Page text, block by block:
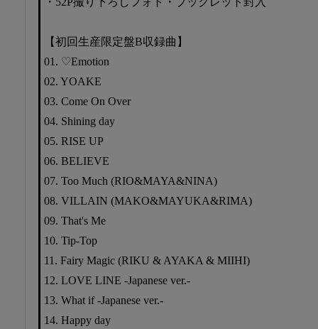
【初回生産限定盤B収録曲】
01. ♡Emotion
02. YOAKE
03. Come On Over
04. Shining day
05. RISE UP
06. BELIEVE
07. Too Much (RIO&MAYA&NINA)
08. VILLAIN (MAKO&MAYUKA&RIMA)
09. That's Me
10. Tip-Top
11. Fairy Magic (RIKU & AYAKA & MIIHI)
12. LOVE LINE -Japanese ver.-
13. What if -Japanese ver.-
14. Happy day